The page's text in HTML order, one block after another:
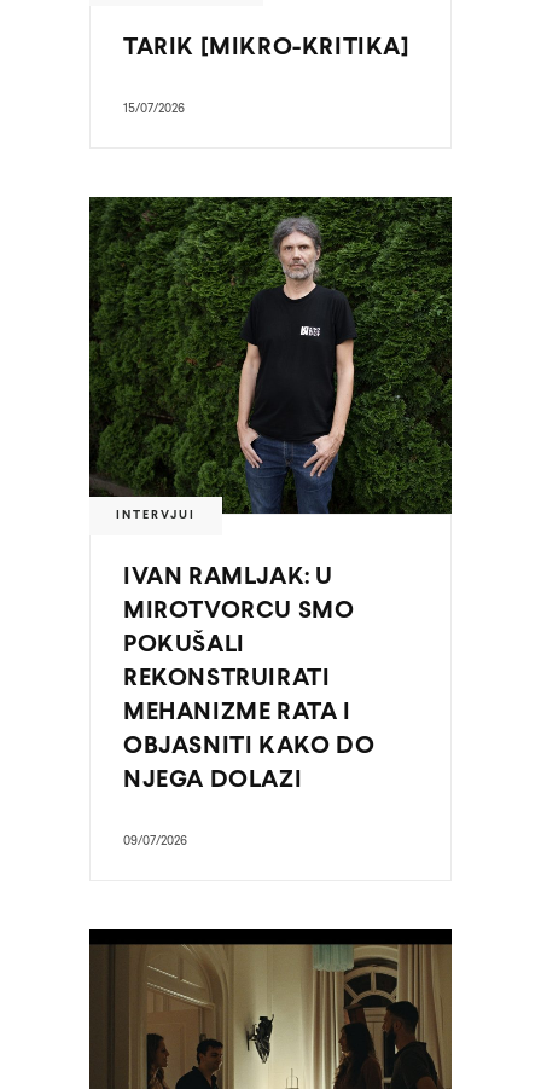
TARIK [MIKRO-KRITIKA]
15/07/2026
INTERVJUI
IVAN RAMLJAK: U
MIROTVORCU SMO
POKUŠALI
REKONSTRUIRATI
MEHANIZME RATA I
OBJASNITI KAKO DO
NJEGA DOLAZI
09/07/2026